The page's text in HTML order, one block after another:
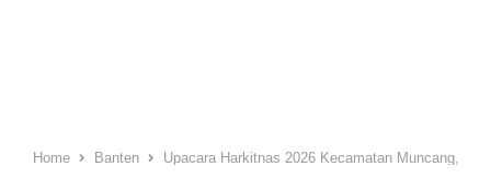
Home Banten Upacara Harkitnas 2026 Kecamatan Muncang,